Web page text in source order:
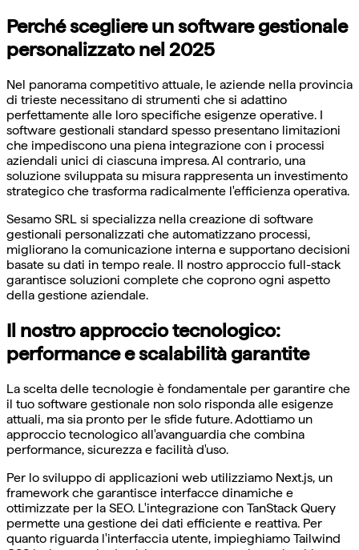
Perché scegliere un software gestionale
personalizzato nel 2025
Nel panorama competitivo attuale, le aziende nella provincia
di trieste necessitano di strumenti che si adattino
perfettamente alle loro specifiche esigenze operative. I
software gestionali standard spesso presentano limitazioni
che impediscono una piena integrazione con i processi
aziendali unici di ciascuna impresa. Al contrario, una
soluzione sviluppata su misura rappresenta un investimento
strategico che trasforma radicalmente l'efficienza operativa.
Sesamo SRL si specializza nella creazione di software
gestionali personalizzati che automatizzano processi,
migliorano la comunicazione interna e supportano decisioni
basate su dati in tempo reale. Il nostro approccio full-stack
garantisce soluzioni complete che coprono ogni aspetto
della gestione aziendale.
Il nostro approccio tecnologico:
performance e scalabilità garantite
La scelta delle tecnologie è fondamentale per garantire che
il tuo software gestionale non solo risponda alle esigenze
attuali, ma sia pronto per le sfide future. Adottiamo un
approccio tecnologico all'avanguardia che combina
performance, sicurezza e facilità d'uso.
Per lo sviluppo di applicazioni web utilizziamo Next.js, un
framework che garantisce interfacce dinamiche e
ottimizzate per la SEO. L'integrazione con TanStack Query
permette una gestione dei dati efficiente e reattiva. Per
quanto riguarda l'interfaccia utente, impieghiamo Tailwind